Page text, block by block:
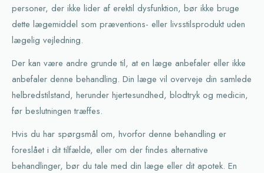
personer, der ikke lider af erektil dysfunktion, bør ikke bruge
dette lægemiddel som præventions- eller livsstilsprodukt uden
lægelig vejledning.
Der kan være andre grunde til, at en læge anbefaler eller ikke
anbefaler denne behandling. Din læge vil overveje din samlede
helbredstilstand, herunder hjertesundhed, blodtryk og medicin,
før beslutningen træffes.
Hvis du har spørgsmål om, hvorfor denne behandling er
foreslået i dit tilfælde, eller om der findes alternative
behandlinger, bør du tale med din læge eller dit apotek. En